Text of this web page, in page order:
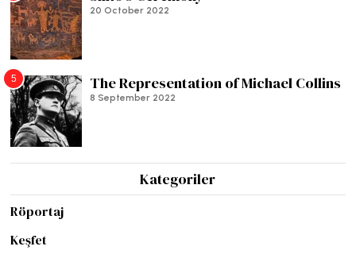
20 October 2022
5 The Representation of Michael Collins
8 September 2022
Kategoriler
Röportaj
Keşfet